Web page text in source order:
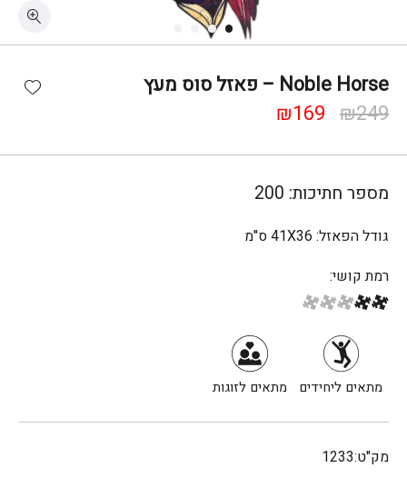
Noble Horse – פאזל סוס מעץ
₪249
המחיר
היה:
₪249.
₪169 המחיר
הוא:
₪169. מספר חתיכות: 200
גודל הפאזל: 41X36 ס"מ
רמת קושי:
מתאים ליחידים מתאים לזוגות
מק"ט:1233